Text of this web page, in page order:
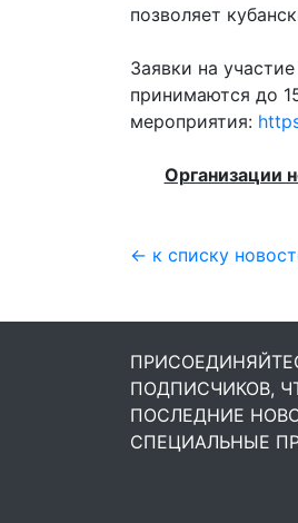
позволяет
Заявки на
принимаются до
мероприятия:
Организации
← к списку
ПОДПИСЧИКОВ,
ПОСЛЕДНИЕ
СПЕЦИАЛЬНЫЕ